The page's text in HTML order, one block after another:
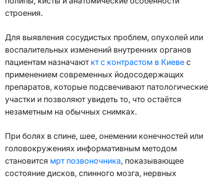
строения.
Для выявления сосудистых проблем, опухолей или
воспалительных изменений внутренних органов
пациентам назначают кт с контрастом в Киеве с
применением современных йодосодержащих
препаратов, которые подсвечивают патологические
участки и позволяют увидеть то, что остаётся
незаметным на обычных снимках.
При болях в спине, шее, онемении конечностей или
головокружениях информативным методом
становится мрт позвоночника, показывающее
состояние дисков, спинного мозга, нервных